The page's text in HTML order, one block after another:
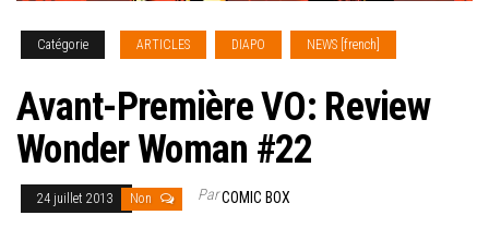
Catégorie ARTICLES DIAPO NEWS [french]
Avant-Première VO: Review
Wonder Woman #22
24 juillet 2013 Non ParCOMIC BOX